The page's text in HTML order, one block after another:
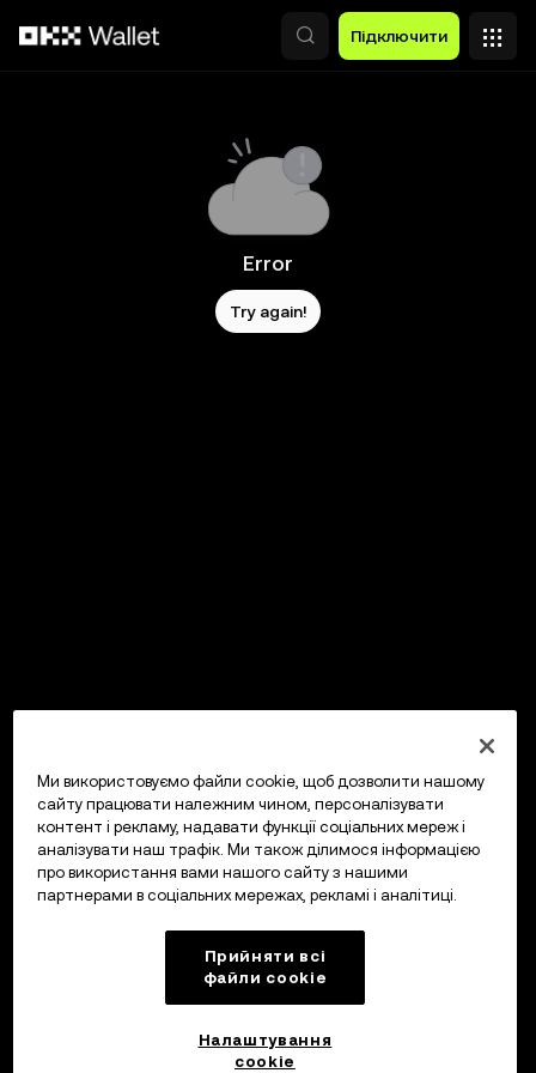
Підключити
Error
Try again!
Ми використовуємо файли cookie, щоб дозволити нашому
сайту працювати належним чином, персоналізувати
контент і рекламу, надавати функції соціальних мереж і
аналізувати наш трафік. Ми також ділимося інформацією
про використання вами нашого сайту з нашими
партнерами в соціальних мережах, рекламі і аналітиці.
Прийняти всі
файли сookie
Налаштування
cookie